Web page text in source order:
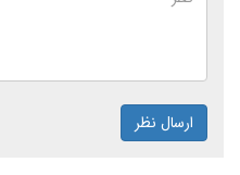
ارسال نظر